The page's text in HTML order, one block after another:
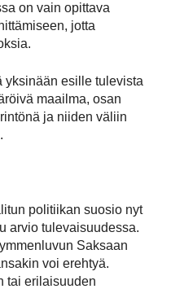
on vain opittava
jotta
yksinään esille tulevista
maailma, osan
ja niiden väliin
politiikan suosio nyt
arvio tulevaisuudessa.
Saksaan
voi erehtyä.
tai erilaisuuden